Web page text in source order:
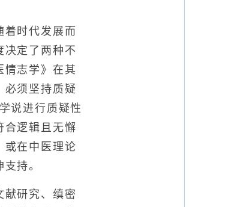
时代发展而
决定了两种不
情志学》在其
必须坚持质疑
说进行质疑性
逻辑且无懈
或在中医理论
持。
研究、缜密